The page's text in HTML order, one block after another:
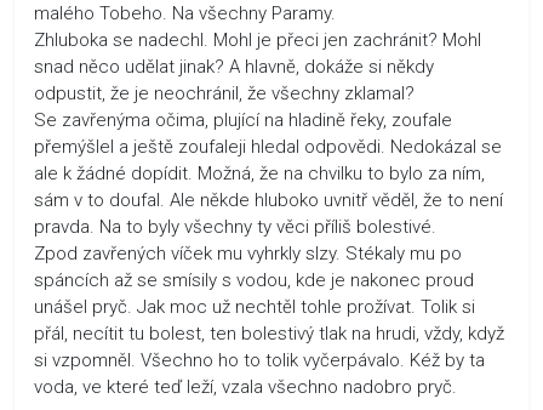
malého Tobeho. Na všechny Paramy.
Zhluboka se nadechl. Mohl je přeci jen zachránit? Mohl
snad něco udělat jinak? A hlavně, dokáže si někdy
odpustit, že je neochránil, že všechny zklamal?
Se zavřenýma očima, plující na hladině řeky, zoufale
přemýšlel a ještě zoufaleji hledal odpovědi. Nedokázal se
ale k žádné dopídit. Možná, že na chvilku to bylo za ním,
sám v to doufal. Ale někde hluboko uvnitř věděl, že to není
pravda. Na to byly všechny ty věci příliš bolestivé.
Zpod zavřených víček mu vyhrkly slzy. Stékaly mu po
spáncích až se smísily s vodou, kde je nakonec proud
unášel pryč. Jak moc už nechtěl tohle prožívat. Tolik si
přál, necítit tu bolest, ten bolestivý tlak na hrudi, vždy, když
si vzpomněl. Všechno ho to tolik vyčerpávalo. Kéž by ta
voda, ve které teď leží, vzala všechno nadobro pryč.